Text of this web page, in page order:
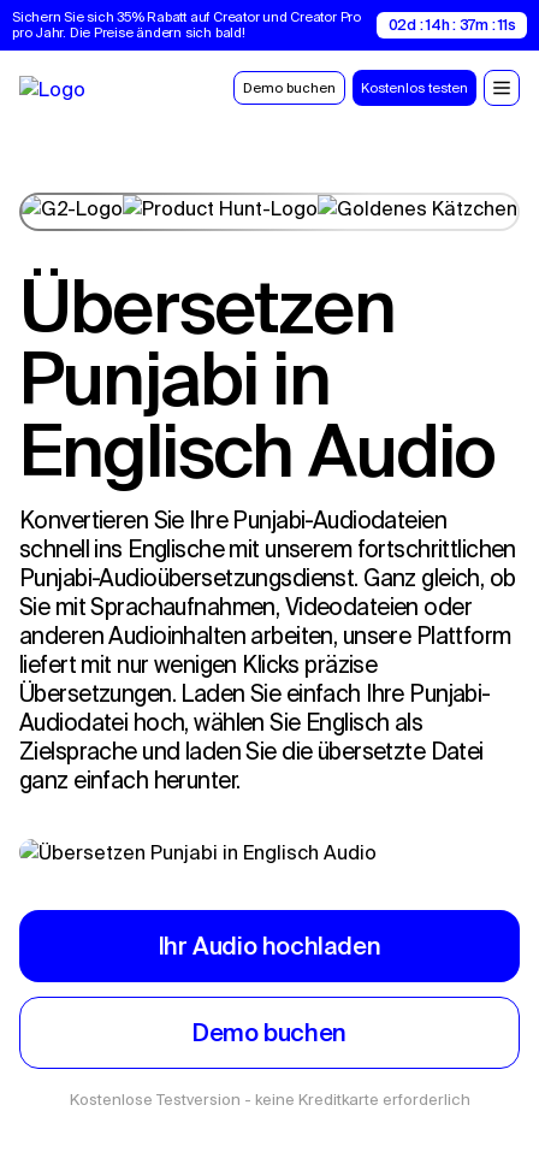
Sichern Sie sich 35% Rabatt auf Creator und Creator Pro
pro Jahr. Die Preise ändern sich bald!
02d : 14h : 37m : 11s
Demo buchen Kostenlos testen
Übersetzen
Punjabi in
Englisch Audio
Konvertieren Sie Ihre Punjabi-Audiodateien
schnell ins Englische mit unserem fortschrittlichen
Punjabi-Audioübersetzungsdienst. Ganz gleich, ob
Sie mit Sprachaufnahmen, Videodateien oder
anderen Audioinhalten arbeiten, unsere Plattform
liefert mit nur wenigen Klicks präzise
Übersetzungen. Laden Sie einfach Ihre Punjabi-
Audiodatei hoch, wählen Sie Englisch als
Zielsprache und laden Sie die übersetzte Datei
ganz einfach herunter.
Ihr Audio hochladen
Demo buchen
Kostenlose Testversion - keine Kreditkarte erforderlich